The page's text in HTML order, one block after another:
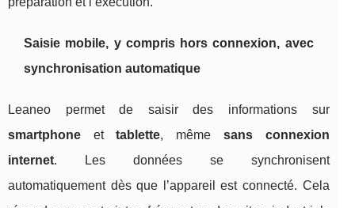
Saisie mobile, y compris hors connexion, avec
synchronisation automatique
Leaneo permet de saisir des informations sur
smartphone ettablette, même sans connexion
internet. Les données se synchronisent
automatiquement dès que l’appareil est connecté. Cela